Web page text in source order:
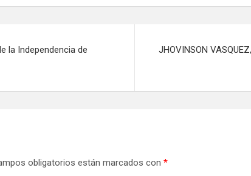
la Independencia de
JHOVINSON
obligatorios están marcados con *